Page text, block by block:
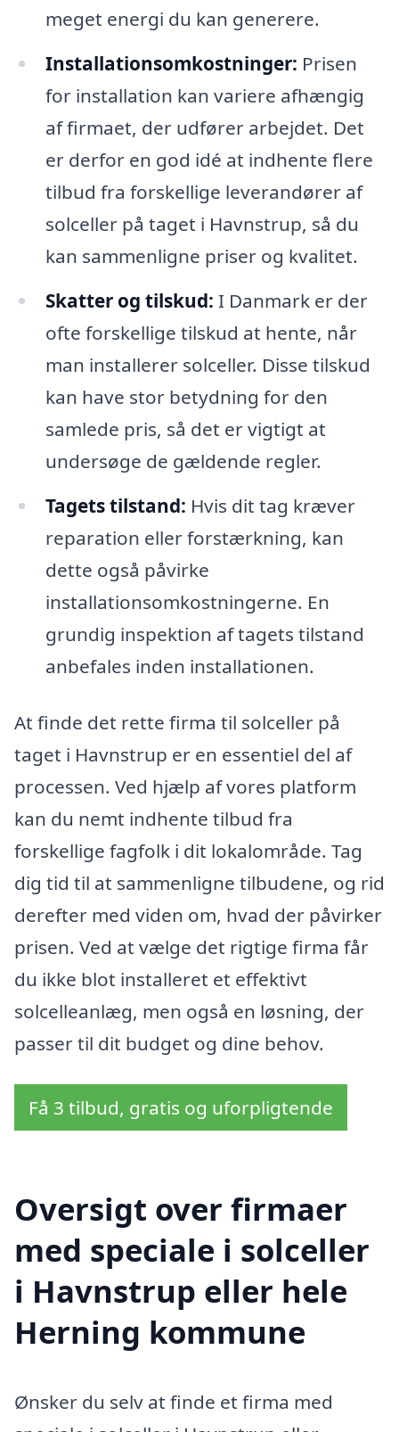
meget energi du kan generere.
Installationsomkostninger: Prisen
for installation kan variere afhængig
af firmaet, der udfører arbejdet. Det
er derfor en god idé at indhente flere
tilbud fra forskellige leverandører af
solceller på taget i Havnstrup, så du
kan sammenligne priser og kvalitet.
Skatter og tilskud: I Danmark er der
ofte forskellige tilskud at hente, når
man installerer solceller. Disse tilskud
kan have stor betydning for den
samlede pris, så det er vigtigt at
undersøge de gældende regler.
Tagets tilstand: Hvis dit tag kræver
reparation eller forstærkning, kan
dette også påvirke
installationsomkostningerne. En
grundig inspektion af tagets tilstand
anbefales inden installationen.
At finde det rette firma til solceller på
taget i Havnstrup er en essentiel del af
processen. Ved hjælp af vores platform
kan du nemt indhente tilbud fra
forskellige fagfolk i dit lokalområde. Tag
dig tid til at sammenligne tilbudene, og rid
derefter med viden om, hvad der påvirker
prisen. Ved at vælge det rigtige firma får
du ikke blot installeret et effektivt
solcelleanlæg, men også en løsning, der
passer til dit budget og dine behov.
Få 3 tilbud, gratis og uforpligtende
Oversigt over firmaer
med speciale i solceller
i Havnstrup eller hele
Herning kommune
Ønsker du selv at finde et firma med